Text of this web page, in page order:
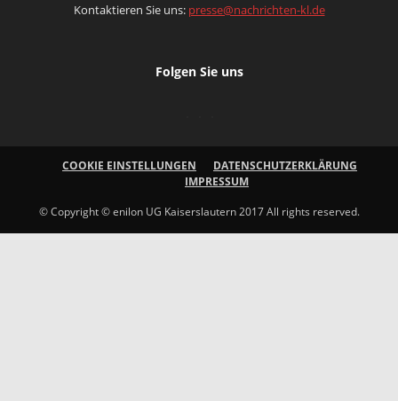
Kontaktieren Sie uns: presse@nachrichten-kl.de
Folgen Sie uns
COOKIE EINSTELLUNGEN
DATENSCHUTZERKLÄRUNG
IMPRESSUM
© Copyright © enilon UG Kaiserslautern 2017 All rights reserved.